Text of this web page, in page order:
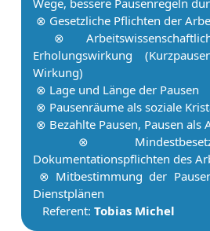
⊗ Gesetzliche Pflichten der
⊗
Erholungswirkung
Wirkung)
⊗ Lage und Länge der Pau­sen
⊗ Pau­senräume als soziale
⊗ Bezahlte Pau­sen, Pau­sen als
⊗
Dokumentationspflichten des
⊗ Mit­be­stim­mung der
Dienstplänen
Referent: Tobias Michel